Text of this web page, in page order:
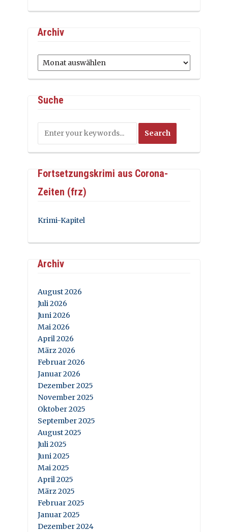
Archiv
Archiv
Suche
Fortsetzungskrimi aus Corona-
Zeiten (frz)
Krimi-Kapitel
Archiv
August 2026
Juli 2026
Juni 2026
Mai 2026
April 2026
März 2026
Februar 2026
Januar 2026
Dezember 2025
November 2025
Oktober 2025
September 2025
August 2025
Juli 2025
Juni 2025
Mai 2025
April 2025
März 2025
Februar 2025
Januar 2025
Dezember 2024